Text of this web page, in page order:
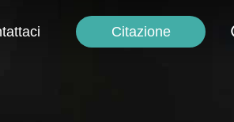
Citazione